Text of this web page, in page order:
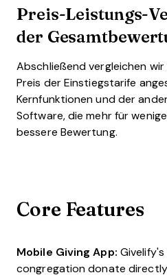
Preis-Leistungs-
der
Abschließend vergleichen
Preis der Einstiegstarife
Kernfunktionen und der
Software, die mehr für
bessere Bewertung.
Core Features
Mobile Giving App:
congregation donate